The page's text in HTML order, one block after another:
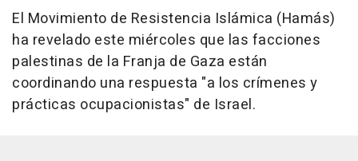
El Movimiento de Resistencia Islámica (Hamás)
ha revelado este miércoles que las facciones
palestinas de la Franja de Gaza están
coordinando una respuesta "a los crímenes y
prácticas ocupacionistas" de Israel.